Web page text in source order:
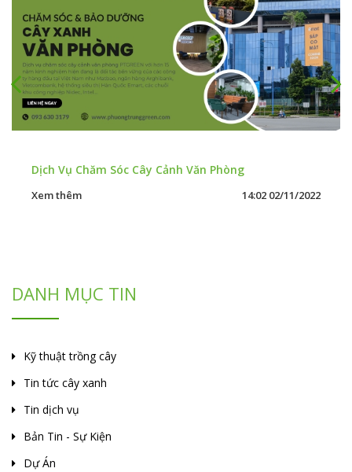
2cm
3cm
3cm
Dịch Vụ Chăm Sóc Cây Cảnh Văn Phòng
Xem thêm 14:02 02/11/2022
DANH MỤC TIN
Kỹ thuật trồng cây
Tin tức cây xanh
Tin dịch vụ
Bản Tin - Sự Kiện
Dự Án